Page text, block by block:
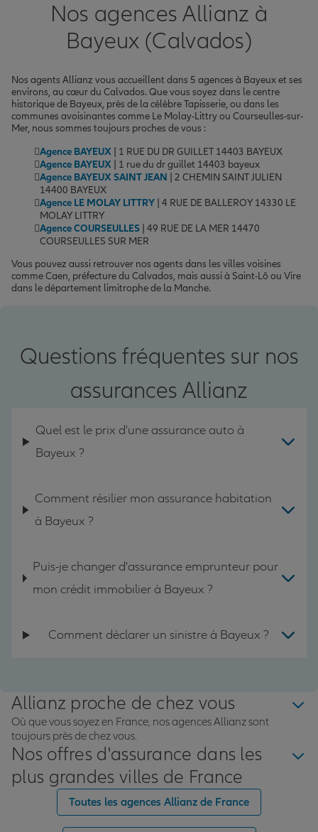
Nos agences Allianz à
Bayeux (Calvados)
Nos agents Allianz vous accueillent dans 5 agences à Bayeux et ses
environs, au cœur du Calvados. Que vous soyez dans le centre
historique de Bayeux, près de la célèbre Tapisserie, ou dans les
communes avoisinantes comme Le Molay-Littry ou Courseulles-sur-
Mer, nous sommes toujours proches de vous :
Agence BAYEUX | 1 RUE DU DR GUILLET 14403 BAYEUX
Agence BAYEUX | 1 rue du dr guillet 14403 bayeux
Agence BAYEUX SAINT JEAN | 2 CHEMIN SAINT JULIEN
14400 BAYEUX
Agence LE MOLAY LITTRY | 4 RUE DE BALLEROY 14330 LE
MOLAY LITTRY
Agence COURSEULLES | 49 RUE DE LA MER 14470
COURSEULLES SUR MER
Vous pouvez aussi retrouver nos agents dans les villes voisines
comme Caen, préfecture du Calvados, mais aussi à Saint-Lô ou Vire
dans le département limitrophe de la Manche.
Questions fréquentes sur nos
assurances Allianz
Quel est le prix d'une assurance auto à
Bayeux ?
Comment résilier mon assurance habitation
à Bayeux ?
Puis-je changer d'assurance emprunteur pour
mon crédit immobilier à Bayeux ?
Comment déclarer un sinistre à Bayeux ?
Allianz proche de chez vous
Où que vous soyez en France, nos agences Allianz sont
toujours près de chez vous.
Nos offres d'assurance dans les
plus grandes villes de France
Toutes les agences Allianz de France